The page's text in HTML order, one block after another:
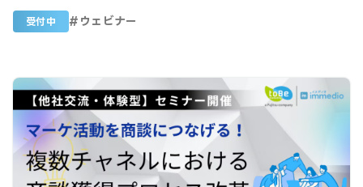
受付中 # ウェビナー